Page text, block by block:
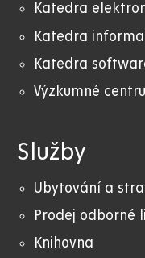
Katedra
Katedra
Katedra
Výzkumné
Služby
Ubytování a
Prodej odborné
Knihovna